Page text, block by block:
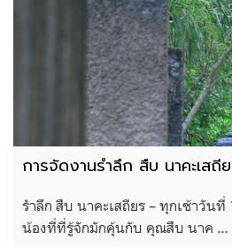
การจัดงานรำลึก สืบ นาคะเสถี
รำลึก สืบ นาคะเสถียร – ทุกเช้าวัน
น้องที่ที่รู้จักมักคุ้นกับ คุณสืบ นาค …